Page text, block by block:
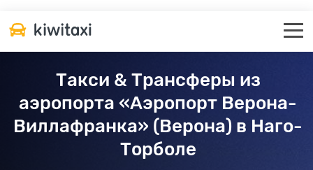
Такси & Трансферы из
аэропорта «Аэропорт Верона-
Виллафранка» (Верона) в Наго-
Торболе